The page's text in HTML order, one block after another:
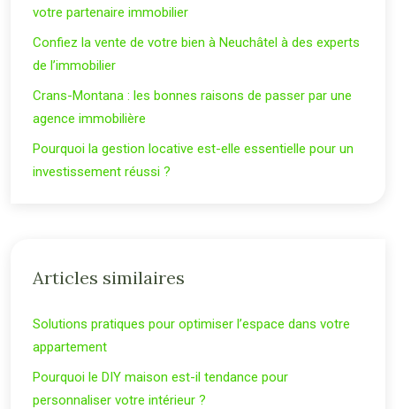
votre partenaire immobilier
Confiez la vente de votre bien à Neuchâtel à des experts
de l’immobilier
Crans-Montana : les bonnes raisons de passer par une
agence immobilière
Pourquoi la gestion locative est-elle essentielle pour un
investissement réussi ?
Articles similaires
Solutions pratiques pour optimiser l’espace dans votre
appartement
Pourquoi le DIY maison est-il tendance pour
personnaliser votre intérieur ?